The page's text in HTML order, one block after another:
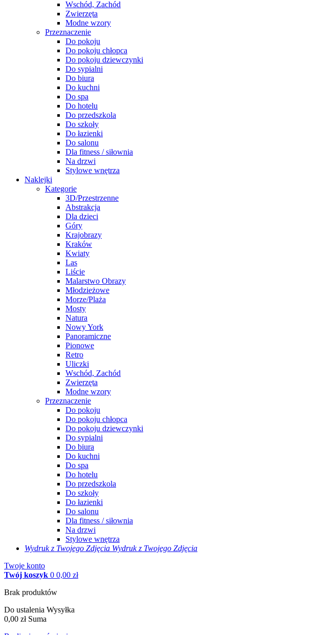
Wschód, Zachód
Zwierzęta
Modne wzory
Przeznaczenie
Do pokoju
Do pokoju chłopca
Do pokoju dziewczynki
Do sypialni
Do biura
Do kuchni
Do spa
Do hotelu
Do przedszkola
Do szkoły
Do łazienki
Do salonu
Dla fitness / siłownia
Na drzwi
Stylowe wnętrza
Naklejki
Kategorie
3D/Przestrzenne
Abstrakcja
Dla dzieci
Góry
Krajobrazy
Kraków
Kwiaty
Las
Liście
Malarstwo Obrazy
Młodzieżowe
Morze/Plaża
Mosty
Natura
Nowy York
Panoramiczne
Pionowe
Retro
Uliczki
Wschód, Zachód
Zwierzęta
Modne wzory
Przeznaczenie
Do pokoju
Do pokoju chłopca
Do pokoju dziewczynki
Do sypialni
Do biura
Do kuchni
Do spa
Do hotelu
Do przedszkola
Do szkoły
Do łazienki
Do salonu
Dla fitness / siłownia
Na drzwi
Stylowe wnętrza
Wydruk z Twojego Zdjęcia Wydruk z Twojego Zdjęcia
Twoje konto
Twój koszyk 0 0,00 zł
Brak produktów
Do ustalenia Wysyłka
0,00 zł Suma